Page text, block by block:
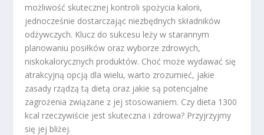
możliwość skutecznej kontroli spożycia kalorii,
jednocześnie dostarczając niezbędnych składników
odżywczych. Klucz do sukcesu leży w starannym
planowaniu posiłków oraz wyborze zdrowych,
niskokalorycznych produktów. Choć może wydawać się
atrakcyjną opcją dla wielu, warto zrozumieć, jakie
zasady rządzą tą dietą oraz jakie są potencjalne
zagrożenia związane z jej stosowaniem. Czy dieta 1300
kcal rzeczywiście jest skuteczna i zdrowa? Przyjrzyjmy
się jej bliżej.